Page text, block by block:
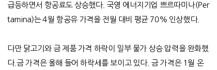
급등하면서 항공료도 상승했다. 국영 에너지기업 쁘르따미나(Per
tamina)는4월 항공유 가격을 전월 대비 평균70% 인상했다.
다만 닭고기와 금 제품 가격 하락이 일부 물가 상승 압력을 완화했
다. 금 가격은 올해 들어 하락세를 보이고 있다. 금 가격은1 월 온